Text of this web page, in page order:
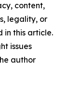
content,
legality, or
in this article.
issues
author